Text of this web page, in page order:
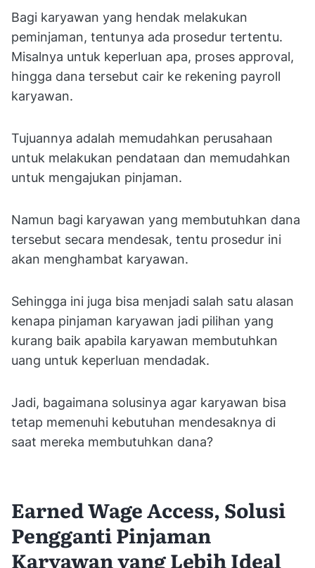
Bagi karyawan yang hendak melakukan
peminjaman, tentunya ada prosedur tertentu.
Misalnya untuk keperluan apa, proses approval,
hingga dana tersebut cair ke rekening payroll
karyawan.
Tujuannya adalah memudahkan perusahaan
untuk melakukan pendataan dan memudahkan
untuk mengajukan pinjaman.
Namun bagi karyawan yang membutuhkan dana
tersebut secara mendesak, tentu prosedur ini
akan menghambat karyawan.
Sehingga ini juga bisa menjadi salah satu alasan
kenapa pinjaman karyawan jadi pilihan yang
kurang baik apabila karyawan membutuhkan
uang untuk keperluan mendadak.
Jadi, bagaimana solusinya agar karyawan bisa
tetap memenuhi kebutuhan mendesaknya di
saat mereka membutuhkan dana?
Earned Wage Access, Solusi
Pengganti Pinjaman
Karyawan yang Lebih Ideal